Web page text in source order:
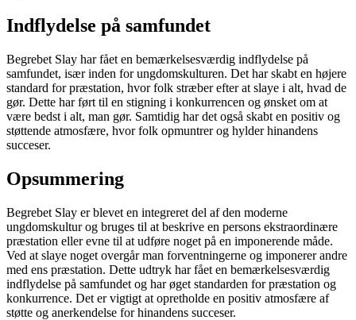
Indflydelse på samfundet
Begrebet Slay har fået en bemærkelsesværdig indflydelse på
samfundet, især inden for ungdomskulturen. Det har skabt en højere
standard for præstation, hvor folk stræber efter at slaye i alt, hvad de
gør. Dette har ført til en stigning i konkurrencen og ønsket om at
være bedst i alt, man gør. Samtidig har det også skabt en positiv og
støttende atmosfære, hvor folk opmuntrer og hylder hinandens
succeser.
Opsummering
Begrebet Slay er blevet en integreret del af den moderne
ungdomskultur og bruges til at beskrive en persons ekstraordinære
præstation eller evne til at udføre noget på en imponerende måde.
Ved at slaye noget overgår man forventningerne og imponerer andre
med ens præstation. Dette udtryk har fået en bemærkelsesværdig
indflydelse på samfundet og har øget standarden for præstation og
konkurrence. Det er vigtigt at opretholde en positiv atmosfære af
støtte og anerkendelse for hinandens succeser.